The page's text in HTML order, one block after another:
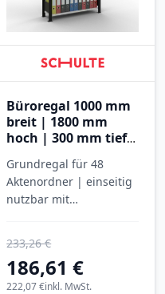
Büroregal 1000 mm
breit | 1800 mm
hoch | 300 mm tief |
Grundregal für 48
Aktenordner | einseitig
nutzbar mit
186,61 €
233,26 €
inkl. MwSt.
222,07 €